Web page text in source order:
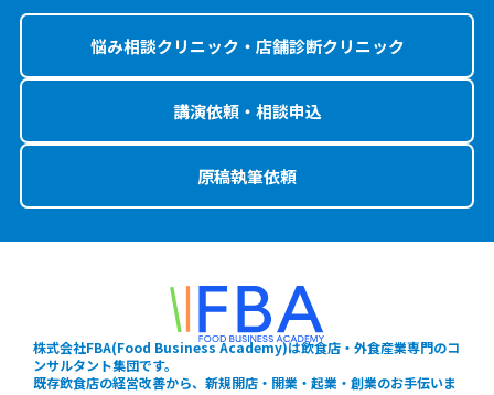
悩み相談クリニック・店舗診断クリニック
講演依頼・相談申込
原稿執筆依頼
株式会社FBA(Food Business Academy)は飲食店・外食産業専門のコ
ンサルタント集団です。
既存飲食店の経営改善から、新規開店・開業・起業・創業のお手伝いま